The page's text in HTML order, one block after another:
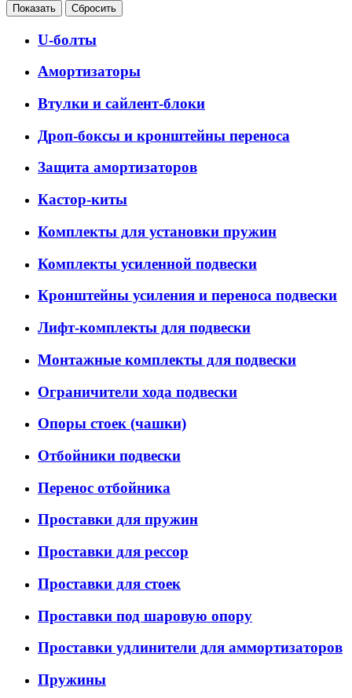
U-болты
Амортизаторы
Втулки и сайлент-блоки
Дроп-боксы и кронштейны переноса
Защита амортизаторов
Кастор-киты
Комплекты для установки пружин
Комплекты усиленной подвески
Кронштейны усиления и переноса подвески
Лифт-комплекты для подвески
Монтажные комплекты для подвески
Ограничители хода подвески
Опоры стоек (чашки)
Отбойники подвески
Перенос отбойника
Проставки для пружин
Проставки для рессор
Проставки для стоек
Проставки под шаровую опору
Проставки удлинители для аммортизаторов
Пружины